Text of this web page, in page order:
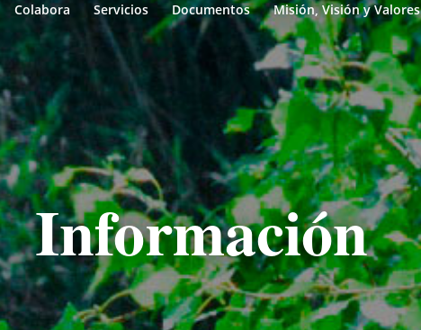
Colabora Servicios Documentos Misión, Visión y Valores
Información